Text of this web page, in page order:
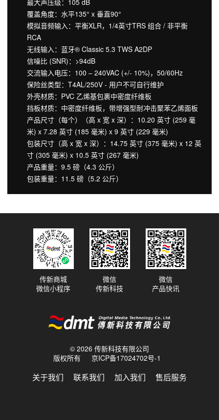
覆盖角度：水平135° x 垂直90°
模拟音频输入：平衡XLR，1/4英寸TRS 组合 / 非平衡
RCA
无线输入：蓝牙® Classic 5.3 TWS A2DP
信噪比 (SNR)：>94dB
交流输入电压：100 – 240VAC (+/- 10%)，50/60Hz
保险丝类型：T4AL/250V - 用户不可自行维护
外壳材质：PVC 乙烯基包裹中密度纤维板
挡板材质：中密度纤维板，带增强型耐冲击聚苯乙烯面板
产品尺寸（每个）（高 x 宽 x 深）：10.20 英寸 (259 毫
米) x 7.28 英寸 (185 毫米) x 9 英寸 (229 毫米)
包装尺寸（高 x 宽 x 深）：14.75 英寸 (375 毫米) x 12 英
寸 (305 毫米) x 10.5 英寸 (267 毫米)
产品重量：9.5 磅（4.3 公斤）
包装重量：11.5 磅（5.2 公斤）
© 2026 传新科技有限公司
版权所有
京ICP备17024702号-1
关于我们 联系我们 加入我们 售后服务
传新商城
微信小程序
微信
传新科技
微信
产品快讯